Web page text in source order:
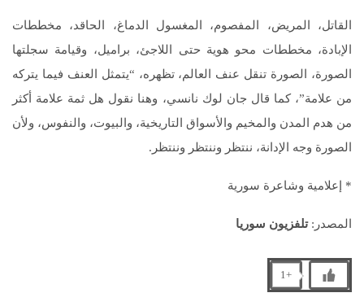
القاتل، المريض، المفصوم، المغسول الدماغ، الحاقد، مخططات
الإبادة، مخططات محو هوية حتى اللاجئ، براميل، وقيامة سجلتها
الصورة، الصورة تنقل عنف العالم، تظهره، “يتمثل العنف فيما يتركه
من علامة”، كما قال جان لوك نانسي، وهنا نقول هل ثمة علامة أكثر
من هدم المدن والمخيم والأسواق التاريخية، والبيوت، والنفوس، ولأن
الصورة وجه الإدانة، ننتظر وننتظر وننتظر.
* إعلامية وشاعرة سورية
المصدر:تلفزيون سوريا
+1